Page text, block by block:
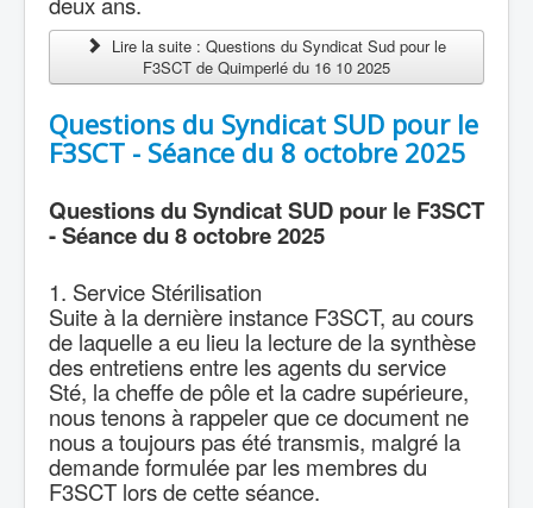
Lire la suite : Questions du Syndicat Sud pour le
F3SCT de Quimperlé du 16 10 2025
Questions du Syndicat SUD pour le
F3SCT - Séance du 8 octobre 2025
Questions du Syndicat SUD pour le F3SCT
- Séance du 8 octobre 2025
1. Service Stérilisation
Suite à la dernière instance F3SCT, au cours
de laquelle a eu lieu la lecture de la synthèse
des entretiens entre les agents du service
Sté, la cheffe de pôle et la cadre supérieure,
nous tenons à rappeler que ce document ne
nous a toujours pas été transmis, malgré la
demande formulée par les membres du
F3SCT lors de cette séance.